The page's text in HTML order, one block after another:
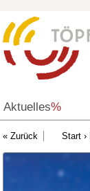
Aktuelles%
Start ›